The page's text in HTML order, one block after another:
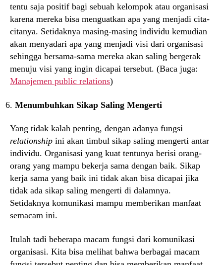
tentu saja positif bagi sebuah kelompok atau organisasi
karena mereka bisa menguatkan apa yang menjadi cita-
citanya. Setidaknya masing-masing individu kemudian
akan menyadari apa yang menjadi visi dari organisasi
sehingga bersama-sama mereka akan saling bergerak
menuju visi yang ingin dicapai tersebut. (Baca juga:
Manajemen public relations)
Menumbuhkan Sikap Saling Mengerti
Yang tidak kalah penting, dengan adanya fungsi
relationship ini akan timbul sikap saling mengerti antar
individu. Organisasi yang kuat tentunya berisi orang-
orang yang mampu bekerja sama dengan baik. Sikap
kerja sama yang baik ini tidak akan bisa dicapai jika
tidak ada sikap saling mengerti di dalamnya.
Setidaknya komunikasi mampu memberikan manfaat
semacam ini.
Itulah tadi beberapa macam fungsi dari komunikasi
organisasi. Kita bisa melihat bahwa berbagai macam